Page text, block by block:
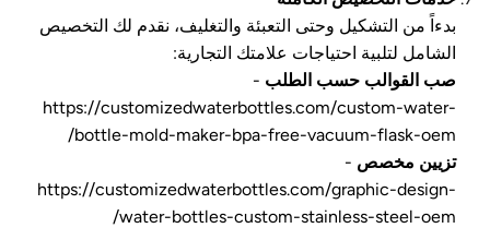
بدءاً من التشكيل وحتى التعبئة والتغليف، نقدم لك التخصيص
الشامل لتلبية احتياجات علامتك التجارية:
صب القوالب حسب الطلب -
https://customizedwaterbottles.com/custom-water-
bottle-mold-maker-bpa-free-vacuum-flask-oem/
تزيين مخصص -
https://customizedwaterbottles.com/graphic-design-
water-bottles-custom-stainless-steel-oem/